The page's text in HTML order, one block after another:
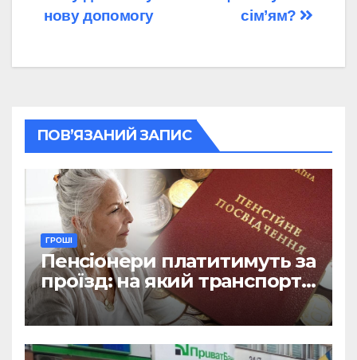
сім’ям?
нову допомогу
ПОВ’ЯЗАНИЙ ЗАПИС
ГРОШІ
Пенсіонери платитимуть за
проїзд: на який транспорт
не діятиме пільга